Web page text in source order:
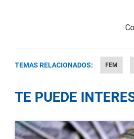
TEMAS RELACIONADOS: FEM
TE PUEDE